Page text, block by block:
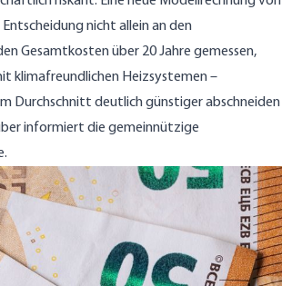
nicht allein an den
Gesamtkosten über 20 Jahre gemessen,
klimafreundlichen Heizsystemen –
Durchschnitt deutlich günstiger abschneiden
informiert die gemeinnützige